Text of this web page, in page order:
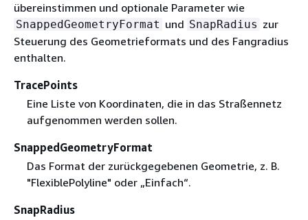
übereinstimmen und optionale Parameter wie
SnappedGeometryFormat und SnapRadius zur
Steuerung des Geometrieformats und des Fangradius
enthalten.
TracePoints
Eine Liste von Koordinaten, die in das Straßennetz
aufgenommen werden sollen.
SnappedGeometryFormat
Das Format der zurückgegebenen Geometrie, z. B.
"FlexiblePolyline" oder „Einfach“.
SnapRadius